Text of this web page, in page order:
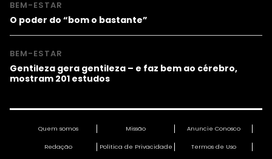
BEM-ESTAR
O poder do “bom o bastante”
BEM-ESTAR
Gentileza gera gentileza – e faz bem ao cérebro,
mostram 201 estudos
Quem somos Missão Anuncie Conosco
Redação Política de Privacidade Termos de Uso